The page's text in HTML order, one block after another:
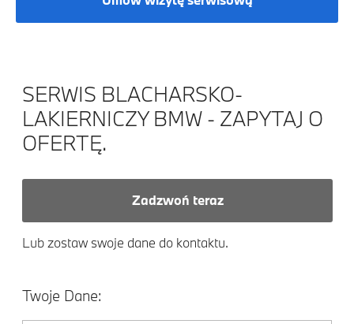
SERWIS BLACHARSKO-
LAKIERNICZY BMW - ZAPYTAJ O
OFERTĘ.
Zadzwoń teraz
Lub zostaw swoje dane do kontaktu.
Twoje Dane: